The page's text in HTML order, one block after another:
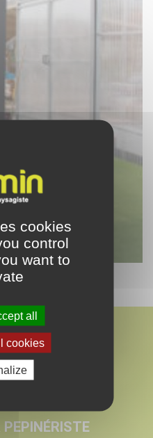
cookies
control
want to
all
cookies